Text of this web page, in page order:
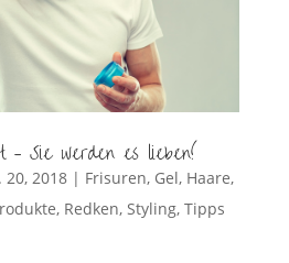
– Sie werden es lieben!
20, 2018| Frisuren, Gel, Haare,
, Redken, Styling, Tipps